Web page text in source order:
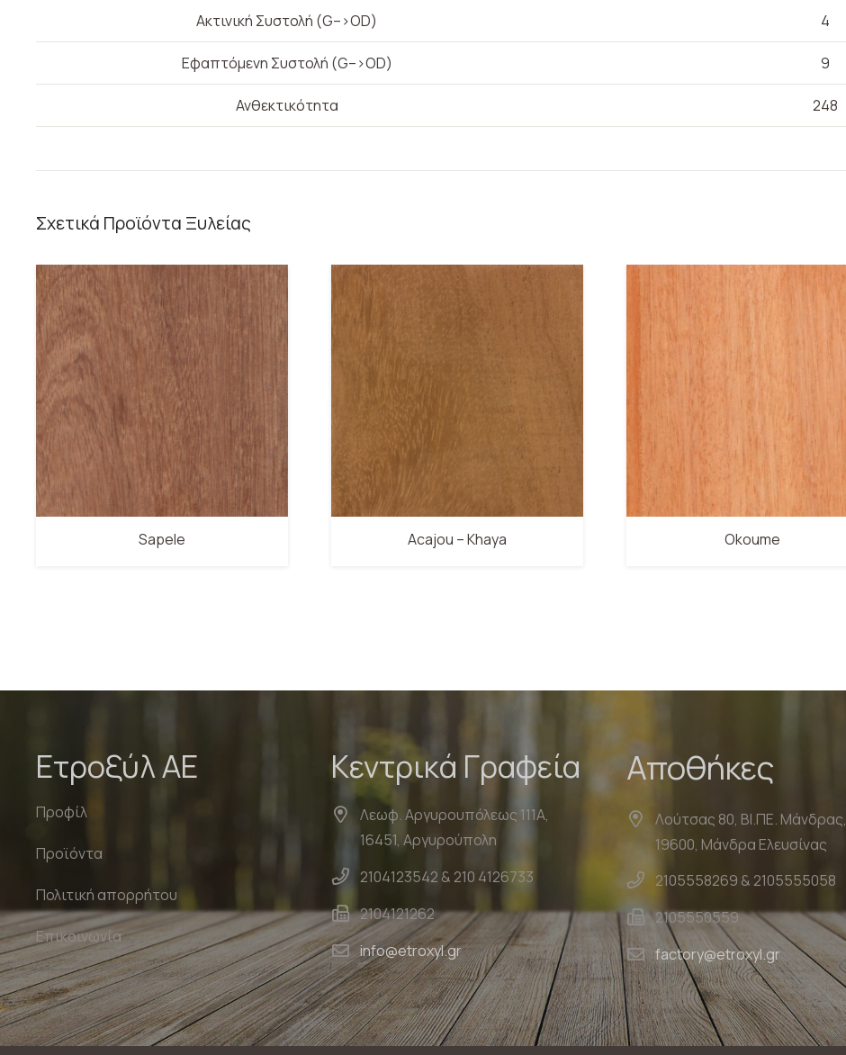
Ακτινική Συστολή (G–>OD) 4
Εφαπτόμενη Συστολή (G–>OD) 9
Ανθεκτικότητα 248
Σχετικά Προϊόντα Ξυλείας
Acajou – Khaya Okoume Koto
Ετροξύλ ΑΕ
Προφίλ
Προϊόντα
Πολιτική απορρήτου
Επικοινωνία
Κεντρικά Γραφεία
Λεωφ. Αργυρουπόλεως 111Α,
16451, Αργυρούπολη
2104123542 & 210 4126733
2104121262
info@etroxyl.gr
Αποθήκες
Λούτσας 80, ΒΙ.ΠΕ. Μάνδρας,
19600, Μάνδρα Ελευσίνας
2105558269 & 2105555058
2105550559
factory@etroxyl.gr